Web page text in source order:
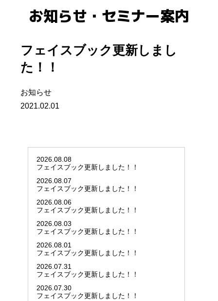
お知らせ・セミナー案内
フェイスブック更新しまし
た！！
お知らせ
2021.02.01
2026.08.08
フェイスブック更新しました！！
2026.08.07
フェイスブック更新しました！！
2026.08.06
フェイスブック更新しました！！
2026.08.03
フェイスブック更新しました！！
2026.08.01
フェイスブック更新しました！！
2026.07.31
フェイスブック更新しました！！
2026.07.30
フェイスブック更新しました！！